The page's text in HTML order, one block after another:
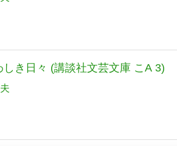
しき日々 (講談社文芸文庫 こA 3)